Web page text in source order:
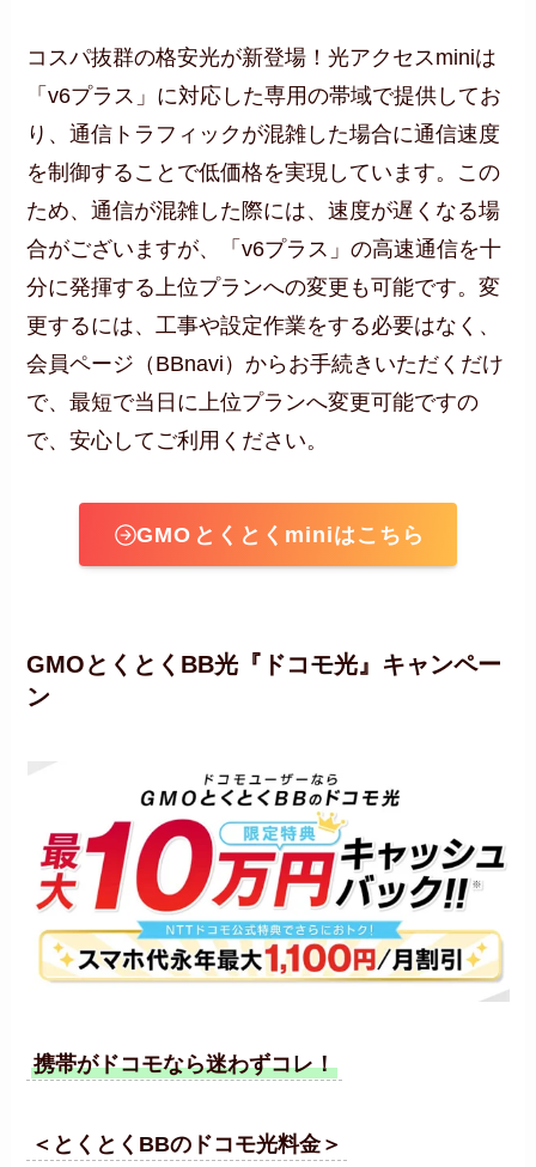
コスパ抜群の格安光が新登場！光アクセスminiは
「v6プラス」に対応した専用の帯域で提供してお
り、通信トラフィックが混雑した場合に通信速度
を制御することで低価格を実現しています。この
ため、通信が混雑した際には、速度が遅くなる場
合がございますが、「v6プラス」の高速通信を十
分に発揮する上位プランへの変更も可能です。変
更するには、工事や設定作業をする必要はなく、
会員ページ（BBnavi）からお手続きいただくだけ
で、最短で当日に上位プランへ変更可能ですの
で、安心してご利用ください。
GMO とくとくminiはこちら
GMOとくとくBB光『ドコモ光』キャンペー
ン
携帯がドコモなら迷わずコレ！
＜とくとくBBのドコモ光料金＞